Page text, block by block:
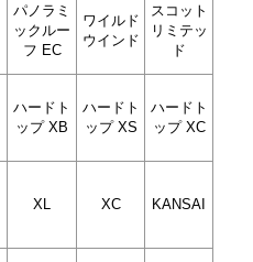
パノラミ
ックルー
フ EC
ワイルド
ウインド
スコット
リミテッ
ド
ハードト
ップ XB
ハードト
ップ XS
ハードト
ップ XC
XL XC KANSAI